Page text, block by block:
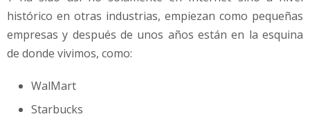
histórico en otras industrias, empiezan como pequeñas
empresas y después de unos años están en la esquina
de donde vivimos, como:
WalMart
Starbucks